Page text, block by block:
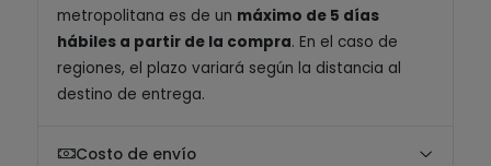
metropolitana es de un máximo de 5 días
hábiles a partir de la compra. En el caso de
regiones, el plazo variará según la distancia al
destino de entrega.
Costo de envío